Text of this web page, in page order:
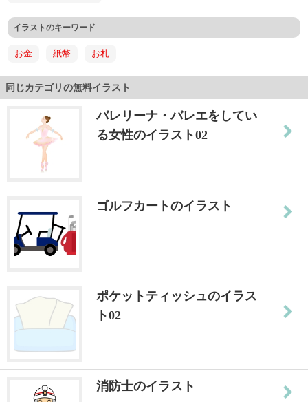
イラストのキーワード
お金 紙幣 お札
同じカテゴリの無料イラスト
バレリーナ・バレエをしてい
る女性のイラスト02
ゴルフカートのイラスト
ポケットティッシュのイラス
ト02
消防士のイラスト